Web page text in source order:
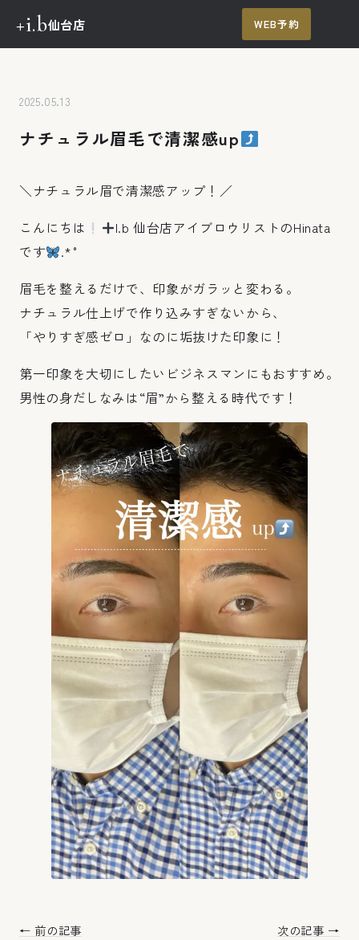
+i.b仙台店
TOP
メニュー・料金
施術の流れ
ご予約・お問い合わせ
WEB予約
2025.05.13
ナチュラル眉毛で清潔感up
＼ナチュラル眉で清潔感アップ！／
こんにちは
I.b 仙台店アイブロウリストのHinata
です
.*˚
眉毛を整えるだけで、印象がガラッと変わる。
ナチュラル仕上げで作り込みすぎないから、
「やりすぎ感ゼロ」なのに垢抜けた印象に！
第一印象を大切にしたいビジネスマンにもおすすめ。
男性の身だしなみは“眉”から整える時代です！
← 前の記事 次の記事 →